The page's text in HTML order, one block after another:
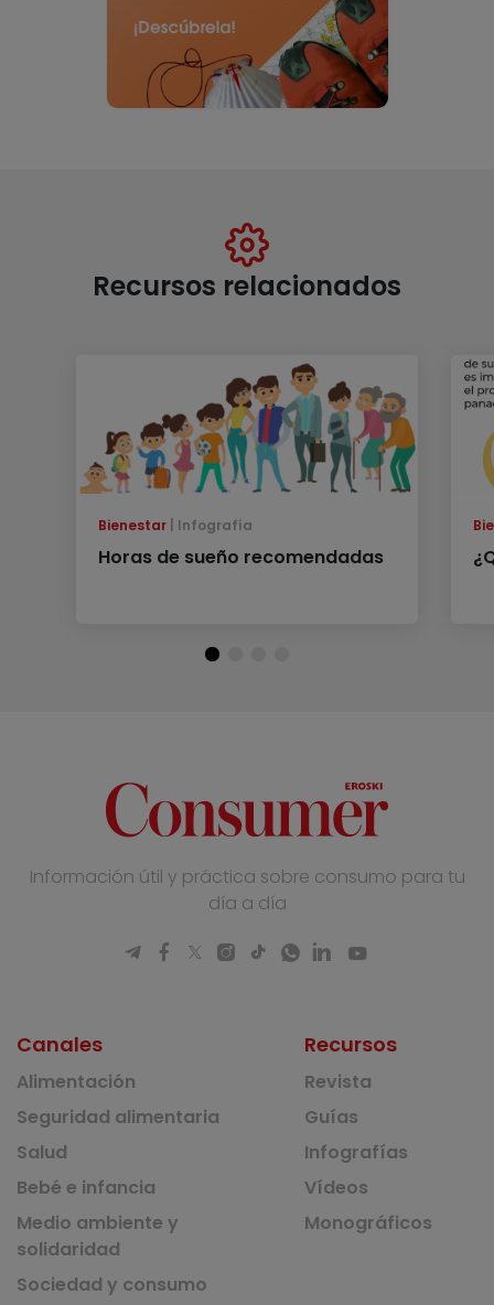
Recursos relacionados
Bienestar Infografía
Horas de sueño recomendadas
Información útil y práctica sobre consumo para tu
día a día
Canales
Alimentación
Seguridad alimentaria
Salud
Bebé e infancia
Medio ambiente y
solidaridad
Sociedad y consumo
Recursos
Revista
Guías
Infografías
Vídeos
Monográficos